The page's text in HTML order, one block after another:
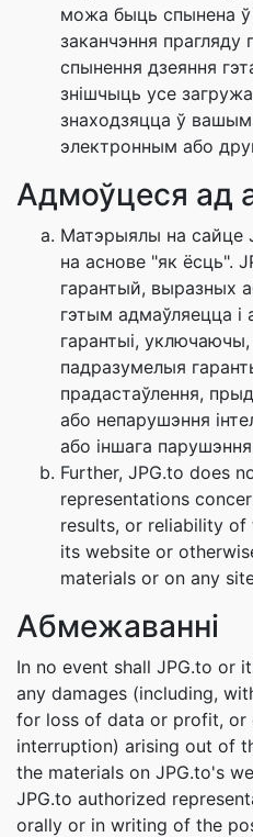
можа быць спынена
заканчэння
спынення дзеяння
знішчыць усе
знаходзяцца ў
электронным або
Адмоўцеся ад
Матэрыялы на сайце
на аснове "як ёсць".
гарантый, выразных
гэтым адмаўляецца і
гарантыі,
падразумелыя
прадастаўлення,
або непарушэння
або іншага
Further, JPG.to does
representations
results, or reliability of
its website or
materials or on any
Абмежаванні
In no event shall JPG.to or
any damages (including,
for loss of data or profit, or
interruption) arising out of
the materials on JPG.to's
JPG.to authorized
orally or in writing of the